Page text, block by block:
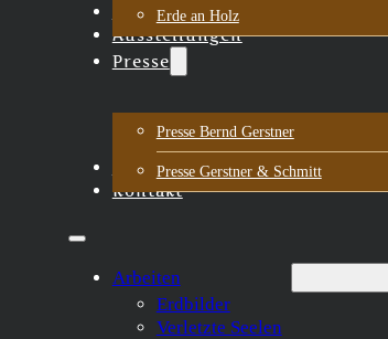
Erde an Holz
Biografie
Ausstellungen
Presse
Presse Bernd Gerstner
Presse Gerstner & Schmitt
Aktuelles
Kontakt
Arbeiten
Erdbilder
Verletzte Seelen